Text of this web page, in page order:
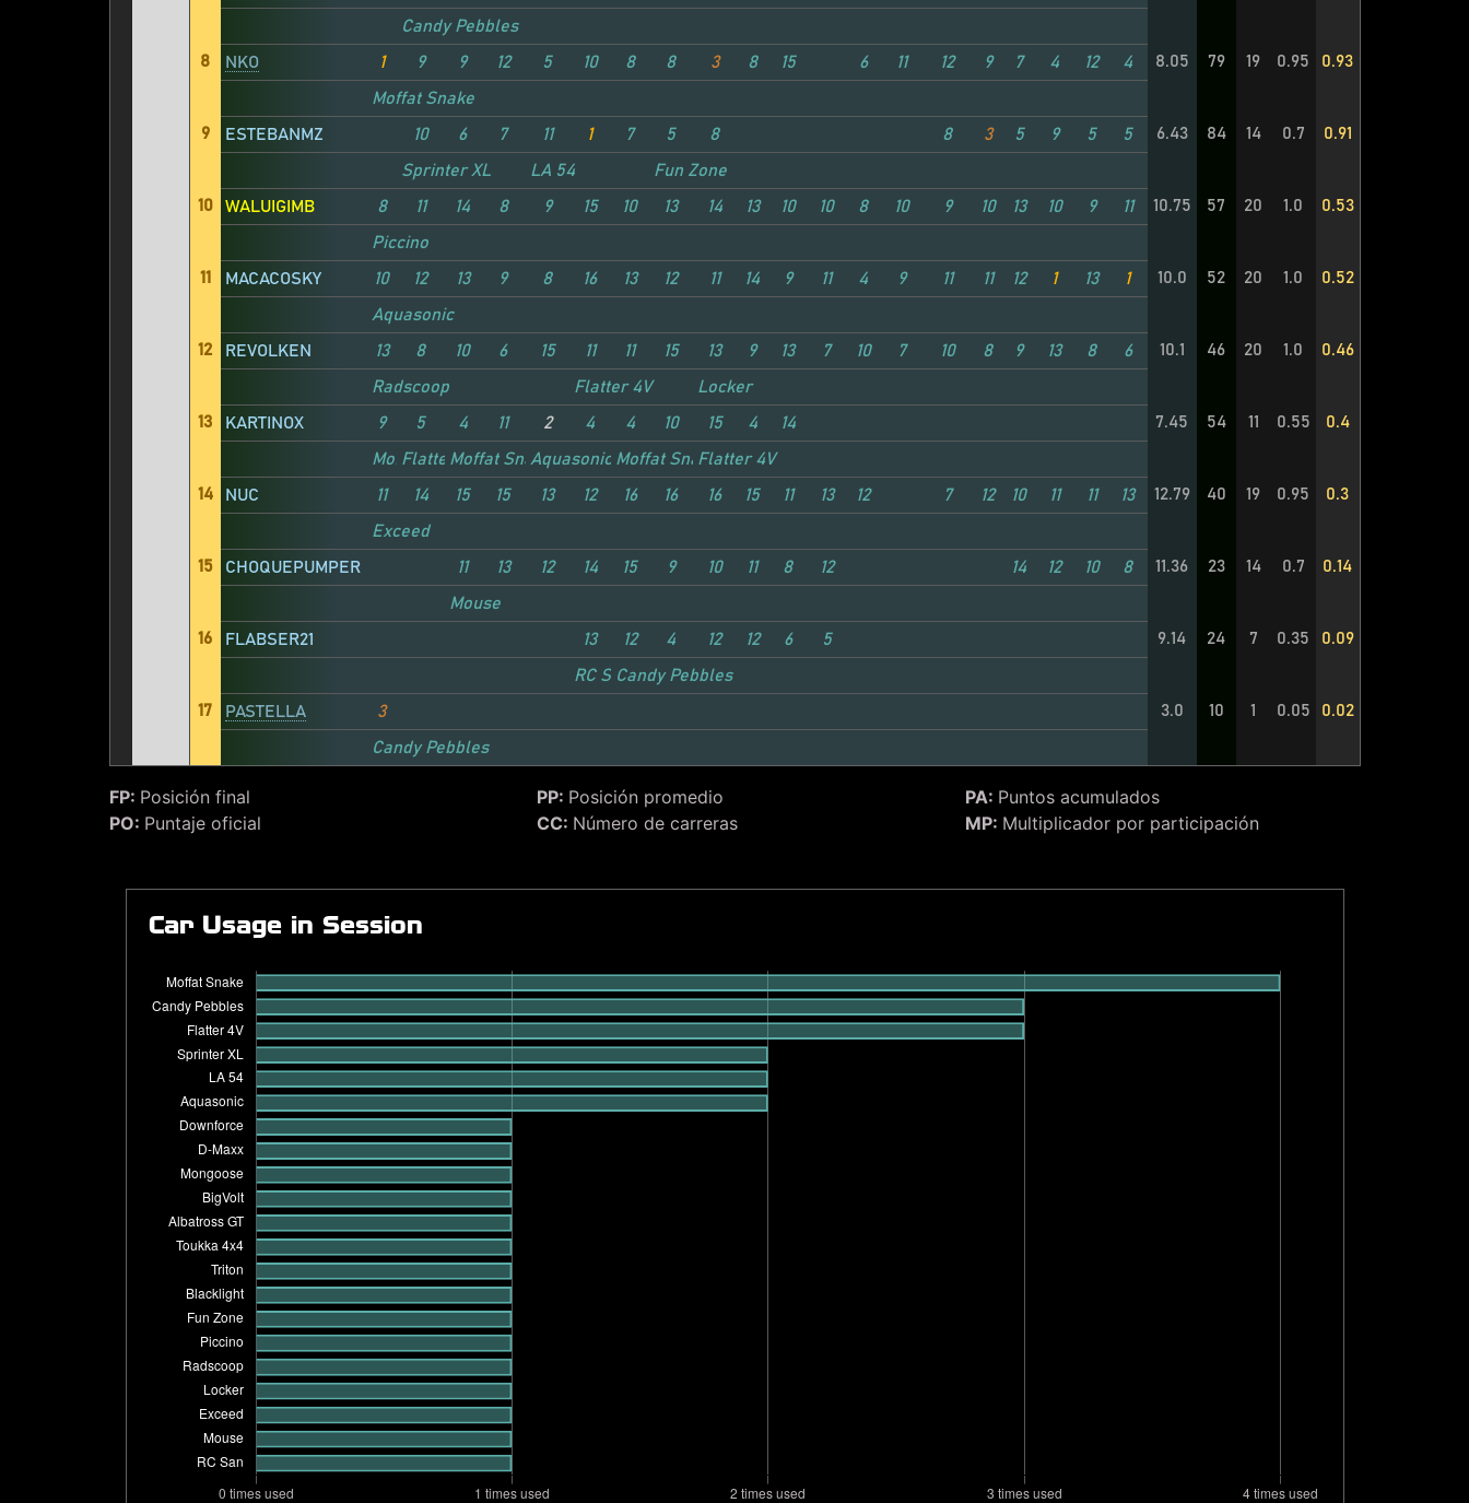
Candy Pebbles
8
NKO 1 9 9 12 5 10 8 8 3 8 15 6 11 12 9 7 4 12 4 8.05 79 19 0.95 0.93
Moffat Snake
9
ESTEBANMZ 10 6 7 11 1 7 5 8 8 3 5 9 5 5 6.43 84 14 0.7 0.91
Sprinter XL LA 54
Fun Zone
10
WALUIGIMB 8 11 14 8 9 15 10 13 14 13 10 10 8 10 9 10 13 10 9 11 10.75 57 20 1.0 0.53
Piccino
11
MACACOSKY 10 12 13 9 8 16 13 12 11 14 9 11 4 9 11 11 12 1 13 1 10.0 52 20 1.0 0.52
Aquasonic
12
REVOLKEN 13 8 10 6 15 11 11 15 13 9 13 7 10 7 10 8 9 13 8 6 10.1 46 20 1.0 0.46
Radscoop Flatter 4V
Locker
13
KARTINOX 9 5 4 11 2 4 4 10 15 4 14 7.45 54 11 0.55 0.4
Moffat Snake
Flatter 4VMoffat SnakeAquasonic Moffat SnakeFlatter 4V
14
NUC 11 14 15 15 13 12 16 16 16 15 11 13 12 7 12 10 11 11 13 12.79 40 19 0.95 0.3
Exceed
15
CHOQUEPUMPER 11 13 12 14 15 9 10 11 8 12 14 12 10 8 11.36 23 14 0.7 0.14
Mouse
16
FLABSER21 13 12 4 12 12 6 5 9.14 24 7 0.35 0.09
RC SanCandy Pebbles
17
PASTELLA 3 3.0 10 1 0.05 0.02
Candy Pebbles
FP: Posición final PP: Posición promedio PA: Puntos acumulados
PO: Puntaje oficial CC: Número de carreras MP: Multiplicador por participación
Car Usage in Session